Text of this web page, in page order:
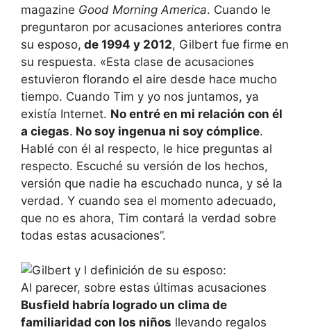
magazine Good Morning America. Cuando le
preguntaron por acusaciones anteriores contra
su esposo, de 1994 y 2012, Gilbert fue firme en
su respuesta. «Esta clase de acusaciones
estuvieron florando el aire desde hace mucho
tiempo. Cuando Tim y yo nos juntamos, ya
existía Internet. No entré en mi relación con él
a ciegas. No soy ingenua ni soy cómplice.
Hablé con él al respecto, le hice preguntas al
respecto. Escuché su versión de los hechos,
versión que nadie ha escuchado nunca, y sé la
verdad. Y cuando sea el momento adecuado,
que no es ahora, Tim contará la verdad sobre
todas estas acusaciones”.
Al parecer, sobre estas últimas acusaciones
Busfield habría logrado un clima de
familiaridad con los niños llevando regalos